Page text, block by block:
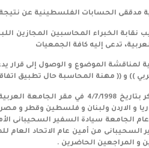
نقابة الخبراء المحاسبين المجازين
تدعى إليه كافة الجمعيات
لمناقشة الموضوع و الوصول إلى قرار
)) و (( مهنة المحاسبة حال تطبيق
وعقد الاجتماع سالف الذكر
و الاردن ولبنان و فلسطين وقطر و مصر
الجامعة سيادة السفير السحيبانى
من أمين عام الاتحاد العام
و المراجعين الحاضرين .